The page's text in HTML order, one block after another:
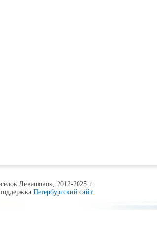
Левашово», 2012-2025 г.
Петербургский сайт